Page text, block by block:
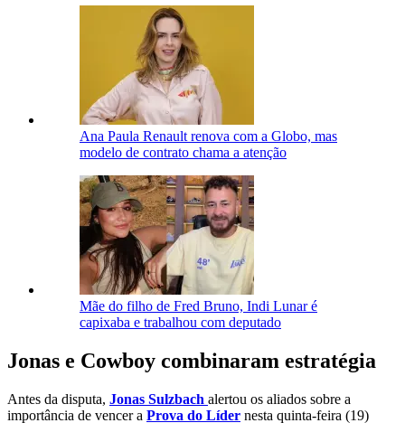
Ana Paula Renault renova com a Globo, mas
modelo de contrato chama a atenção
Mãe do filho de Fred Bruno, Indi Lunar é
capixaba e trabalhou com deputado
Jonas e Cowboy combinaram estratégia
Antes da disputa, Jonas Sulzbach alertou os aliados sobre a
importância de vencer a Prova do Líder nesta quinta-feira (19)